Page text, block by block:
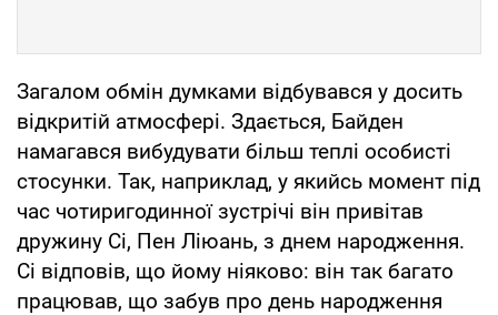
Загалом обмін думками відбувався у досить
відкритій атмосфері. Здається, Байден
намагався вибудувати більш теплі особисті
стосунки. Так, наприклад, у якийсь момент під
час чотиригодинної зустрічі він привітав
дружину Сі, Пен Ліюань, з днем народження.
Сі відповів, що йому ніяково: він так багато
працював, що забув про день народження